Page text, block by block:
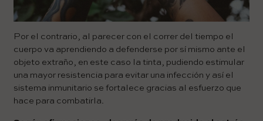
Por el contrario, al parecer con el correr del tiempo el
cuerpo va aprendiendo a defenderse por sí mismo ante el
objeto extraño, en este caso la tinta, pudiendo estimular
una mayor resistencia para evitar una infección y así el
sistema inmunitario se fortalece gracias al esfuerzo que
hace para combatirla.